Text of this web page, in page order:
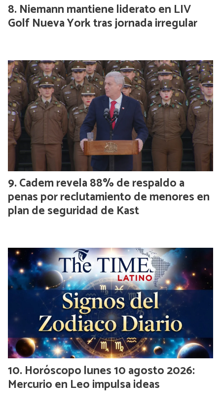
Niemann mantiene liderato en LIV
Golf Nueva York tras jornada irregular
Cadem revela 88% de respaldo a
penas por reclutamiento de menores en
plan de seguridad de Kast
Horóscopo lunes 10 agosto 2026:
Mercurio en Leo impulsa ideas